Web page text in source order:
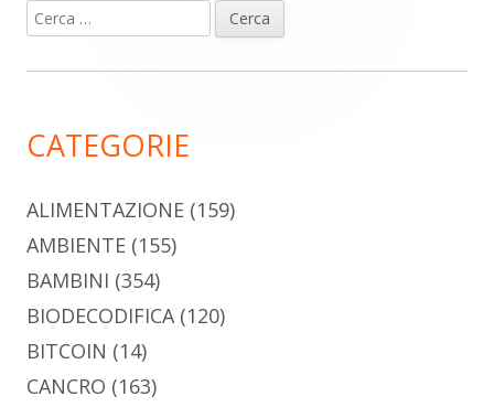
Barra
laterale
Ricerca
per:
CATEGORIE
ALIMENTAZIONE (159)
AMBIENTE (155)
BAMBINI (354)
BIODECODIFICA(120)
BITCOIN (14)
CANCRO (163)